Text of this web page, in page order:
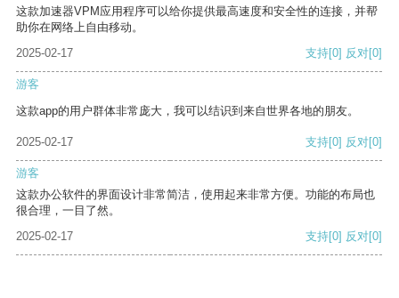
这款加速器VPM应用程序可以给你提供最高速度和安全性的连接，并帮
助你在网络上自由移动。
2025-02-17
支持[0] 反对[0]
游客
这款app的用户群体非常庞大，我可以结识到来自世界各地的朋友。
2025-02-17 支持[0] 反对[0]
游客
这款办公软件的界面设计非常简洁，使用起来非常方便。功能的布局也
很合理，一目了然。
2025-02-17
支持[0] 反对[0]